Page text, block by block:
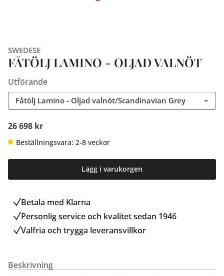
SWEDESE
FÅTÖLJ LAMINO - OLJAD VALNÖT
Utförande
Fåtölj Lamino - Oljad valnöt/Scandinavian Grey
26 698 kr
Beställningsvara: 2-8 veckor
Lägg i varukorgen
Betala med Klarna
Personlig service och kvalitet sedan 1946
Valfria och trygga leveransvillkor
Beskrivning